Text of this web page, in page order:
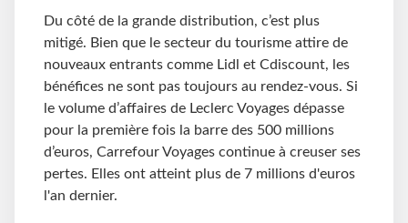
Du côté de la grande distribution, c’est plus
mitigé. Bien que le secteur du tourisme attire de
nouveaux entrants comme Lidl et Cdiscount, les
bénéfices ne sont pas toujours au rendez-vous. Si
le volume d’affaires de Leclerc Voyages dépasse
pour la première fois la barre des 500 millions
d’euros, Carrefour Voyages continue à creuser ses
pertes. Elles ont atteint plus de 7 millions d'euros
l'an dernier.